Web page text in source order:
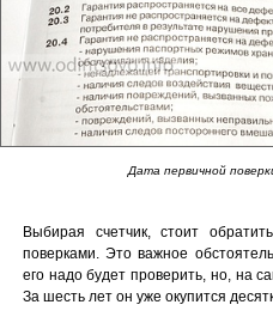
Дата первичной
Выбирая счетчик, стоит
поверками. Это важное
его надо будет проверить, но, на
За шесть лет он уже окупится